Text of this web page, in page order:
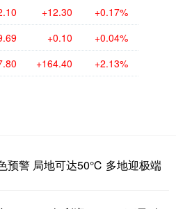
+12.30 +0.17%
+0.10 +0.04%
+164.40 +2.13%
预警 局地可达50℃ 多地迎极端